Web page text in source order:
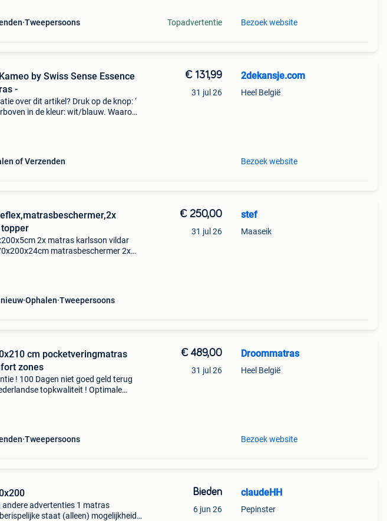
Tweepersoons Topadvertentie Bezoek website
by Swiss Sense Essence
-
over dit artikel? Druk op de knop: ‘
in de kleur: wit/blauw. Waarom
of Verzenden
€ 131,99
31 jul 26
2dekansje.com
Heel België
Bezoek website
2x matras karlsson vildar
matrasbeschermer 2x
Ophalen Tweepersoons
€ 250,00
31 jul 26
stef
Maaseik
zones
! 100 Dagen niet goed geld terug
topkwaliteit ! Optimale
Tweepersoons
€ 489,00
31 jul 26
Droommatras
Heel België
Bezoek website
andere advertenties 1 matras
staat (alleen) mogelijkheid
Bieden
6 jun 26
claudeHH
Pepinster